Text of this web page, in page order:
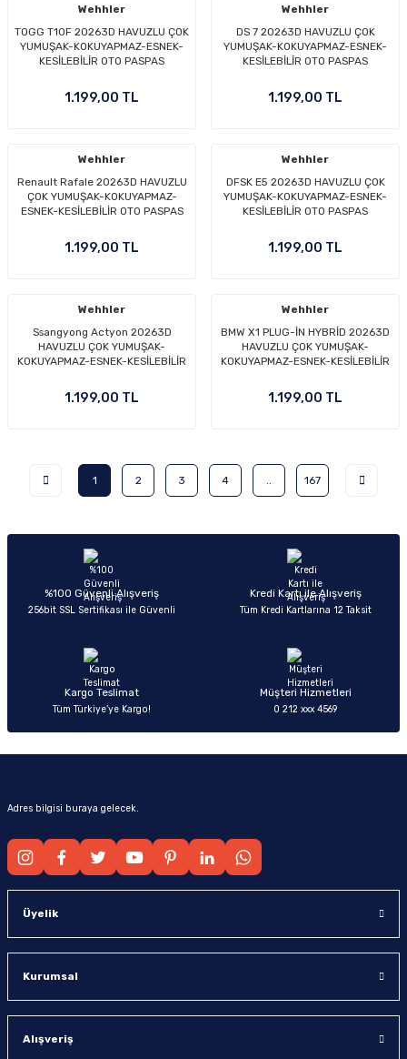
Wehhler
TOGG T10F 20263D HAVUZLU ÇOK
YUMUŞAK-KOKUYAPMAZ-ESNEK-
KESİLEBİLİR OTO PASPAS
1.199,00 TL
Wehhler
DS 7 20263D HAVUZLU ÇOK
YUMUŞAK-KOKUYAPMAZ-ESNEK-
KESİLEBİLİR OTO PASPAS
1.199,00 TL
Wehhler
Renault Rafale 20263D HAVUZLU
ÇOK YUMUŞAK-KOKUYAPMAZ-
ESNEK-KESİLEBİLİR OTO PASPAS
1.199,00 TL
Wehhler
DFSK E5 20263D HAVUZLU ÇOK
YUMUŞAK-KOKUYAPMAZ-ESNEK-
KESİLEBİLİR OTO PASPAS
1.199,00 TL
Wehhler
Ssangyong Actyon 20263D
HAVUZLU ÇOK YUMUŞAK-
KOKUYAPMAZ-ESNEK-KESİLEBİLİR
1.199,00 TL
Wehhler
BMW X1 PLUG-İN HYBRİD 20263D
HAVUZLU ÇOK YUMUŞAK-
KOKUYAPMAZ-ESNEK-KESİLEBİLİR
1.199,00 TL
1 2 3 4 167
%100 Güvenli Alışveriş
256bit SSL Sertifikası ile Güvenli
Kredi Kartı ile Alışveriş
Tüm Kredi Kartlarına 12 Taksit
Kargo Teslimat
Tüm Türkiye’ye Kargo!
Müşteri Hizmetleri
0 212 xxx 4569
Adres bilgisi buraya gelecek.
Üyelik
Kurumsal
Alışveriş